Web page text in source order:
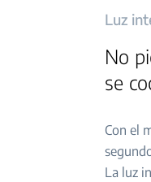
Luz
No
se
Con el
La luz